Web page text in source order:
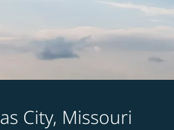
City, Missouri